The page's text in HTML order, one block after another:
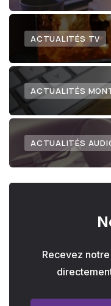
ACTUALITÉS TV
ACTUALITÉS
ACTUALITÉS
Recevez